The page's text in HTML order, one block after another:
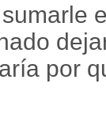
por